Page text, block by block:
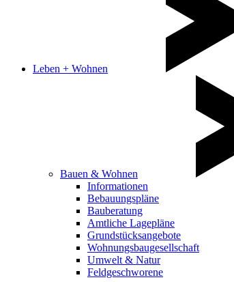
Leben + Wohnen
Bauen & Wohnen
Informationen
Bebauungspläne
Bauberatung
Amtliche Lagepläne
Grundstücksangebote
Wohnungsbaugesellschaft
Umwelt & Natur
Feldgeschworene